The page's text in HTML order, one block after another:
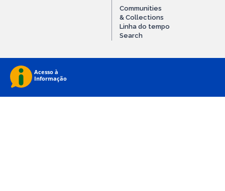
Communities
& Collections
Linha do tempo
Search